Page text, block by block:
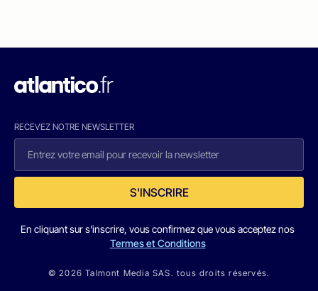
RECEVEZ NOTRE NEWSLETTER
S'INSCRIRE
En cliquant sur s'inscrire, vous confirmez que vous acceptez nos
Termes et Conditions
© 2026 Talmont Media SAS. tous droits réservés.